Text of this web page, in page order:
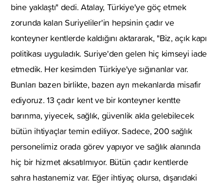
bine yaklaştı" dedi. Atalay, Türkiye'ye göç etmek
zorunda kalan Suriyeliler'in hepsinin çadır ve
konteyner kentlerde kaldığını aktararak, "Biz, açık kapı
politikası uyguladık. Suriye'den gelen hiç kimseyi iade
etmedik. Her kesimden Türkiye'ye sığınanlar var.
Bunları bazen birlikte, bazen ayrı mekanlarda misafir
ediyoruz. 13 çadır kent ve bir konteyner kentte
barınma, yiyecek, sağlık, güvenlik akla gelebilecek
bütün ihtiyaçlar temin ediliyor. Sadece, 200 sağlık
personelimiz orada görev yapıyor ve sağlık alanında
hiç bir hizmet aksatılmıyor. Bütün çadır kentlerde
sahra hastanemiz var. Eğer ihtiyaç olursa, dışarıdaki